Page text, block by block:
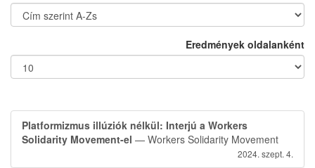
Eredmények oldalanként
Platformizmus illúziók nélkül: Interjú a Workers
Solidarity Movement-el — Workers Solidarity Movement
2024. szept. 4.